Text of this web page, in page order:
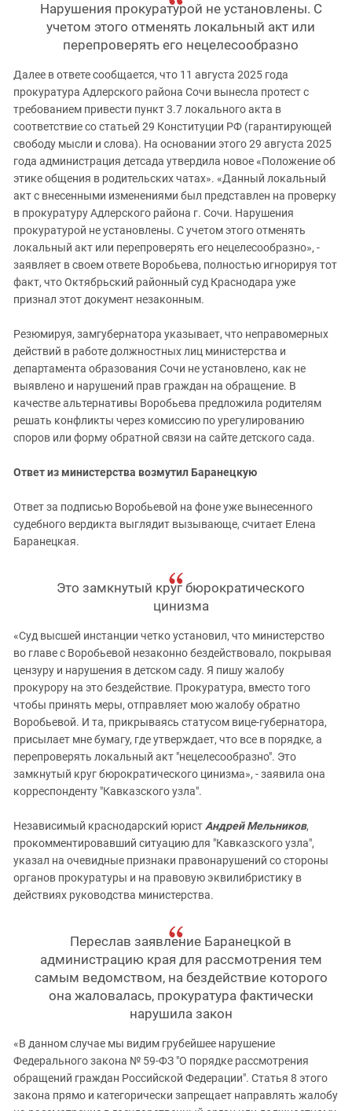
Нарушения прокуратурой не установлены. С
учетом этого отменять локальный акт или
перепроверять его нецелесообразно
Далее в ответе сообщается, что 11 августа 2025 года
прокуратура Адлерского района Сочи вынесла протест с
требованием привести пункт 3.7 локального акта в
соответствие со статьей 29 Конституции РФ (гарантирующей
свободу мысли и слова). На основании этого 29 августа 2025
года администрация детсада утвердила новое «Положение об
этике общения в родительских чатах». «Данный локальный
акт с внесенными изменениями был представлен на проверку
в прокуратуру Адлерского района г. Сочи. Нарушения
прокуратурой не установлены. С учетом этого отменять
локальный акт или перепроверять его нецелесообразно», -
заявляет в своем ответе Воробьева, полностью игнорируя тот
факт, что Октябрьский районный суд Краснодара уже
признал этот документ незаконным.
Резюмируя, замгубернатора указывает, что неправомерных
действий в работе должностных лиц министерства и
департамента образования Сочи не установлено, как не
выявлено и нарушений прав граждан на обращение. В
качестве альтернативы Воробьева предложила родителям
решать конфликты через комиссию по урегулированию
споров или форму обратной связи на сайте детского сада.
Ответ из министерства возмутил Баранецкую
Ответ за подписью Воробьевой на фоне уже вынесенного
судебного вердикта выглядит вызывающе, считает Елена
Баранецкая.
Это замкнутый круг бюрократического
цинизма
«Суд высшей инстанции четко установил, что министерство
во главе с Воробьевой незаконно бездействовало, покрывая
цензуру и нарушения в детском саду. Я пишу жалобу
прокурору на это бездействие. Прокуратура, вместо того
чтобы принять меры, отправляет мою жалобу обратно
Воробьевой. И та, прикрываясь статусом вице-губернатора,
присылает мне бумагу, где утверждает, что все в порядке, а
перепроверять локальный акт "нецелесообразно". Это
замкнутый круг бюрократического цинизма», - заявила она
корреспонденту "Кавказского узла".
Независимый краснодарский юрист Андрей Мельников,
прокомментировавший ситуацию для "Кавказского узла",
указал на очевидные признаки правонарушений со стороны
органов прокуратуры и на правовую эквилибристику в
действиях руководства министерства.
Переслав заявление Баранецкой в
администрацию края для рассмотрения тем
самым ведомством, на бездействие которого
она жаловалась, прокуратура фактически
нарушила закон
«В данном случае мы видим грубейшее нарушение
Федерального закона № 59-ФЗ "О порядке рассмотрения
обращений граждан Российской Федерации". Статья 8 этого
закона прямо и категорически запрещает направлять жалобу